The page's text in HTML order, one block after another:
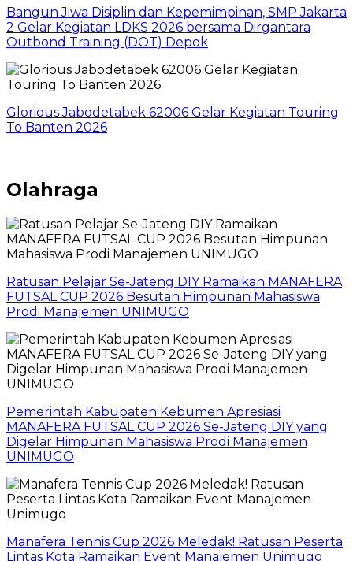
Bangun Jiwa Disiplin dan Kepemimpinan, SMP Jakarta
2 Gelar Kegiatan LDKS 2026 bersama Dirgantara
Outbond Training (DOT) Depok
Glorious Jabodetabek 62006 Gelar Kegiatan Touring
To Banten 2026
Olahraga
Ratusan Pelajar Se-Jateng DIY Ramaikan MANAFERA
FUTSAL CUP 2026 Besutan Himpunan Mahasiswa
Prodi Manajemen UNIMUGO
Pemerintah Kabupaten Kebumen Apresiasi
MANAFERA FUTSAL CUP 2026 Se-Jateng DIY yang
Digelar Himpunan Mahasiswa Prodi Manajemen
UNIMUGO
Manafera Tennis Cup 2026 Meledak! Ratusan Peserta
Lintas Kota Ramaikan Event Manajemen Unimugo